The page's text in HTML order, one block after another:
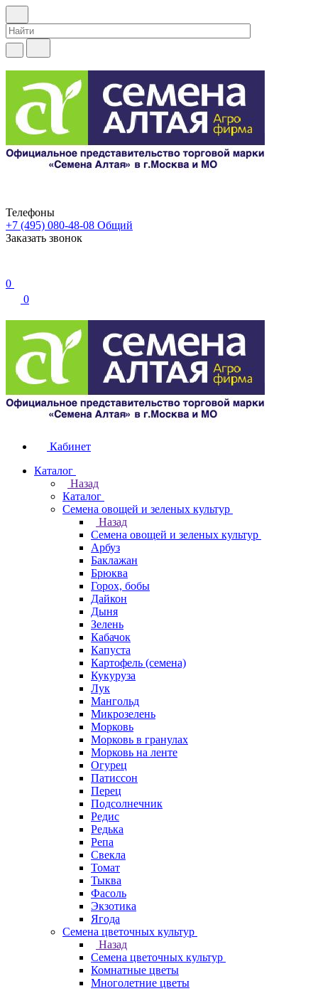
Телефоны
+7 (495) 080-48-08 Общий
Заказать звонок
0
0
Кабинет
Каталог
Назад
Каталог
Семена овощей и зеленых культур
Назад
Семена овощей и зеленых культур
Арбуз
Баклажан
Брюква
Горох, бобы
Дайкон
Дыня
Зелень
Кабачок
Капуста
Картофель (семена)
Кукуруза
Лук
Мангольд
Микрозелень
Морковь
Морковь в гранулах
Морковь на ленте
Огурец
Патиссон
Перец
Подсолнечник
Редис
Редька
Репа
Свекла
Томат
Тыква
Фасоль
Экзотика
Ягода
Семена цветочных культур
Назад
Семена цветочных культур
Комнатные цветы
Многолетние цветы